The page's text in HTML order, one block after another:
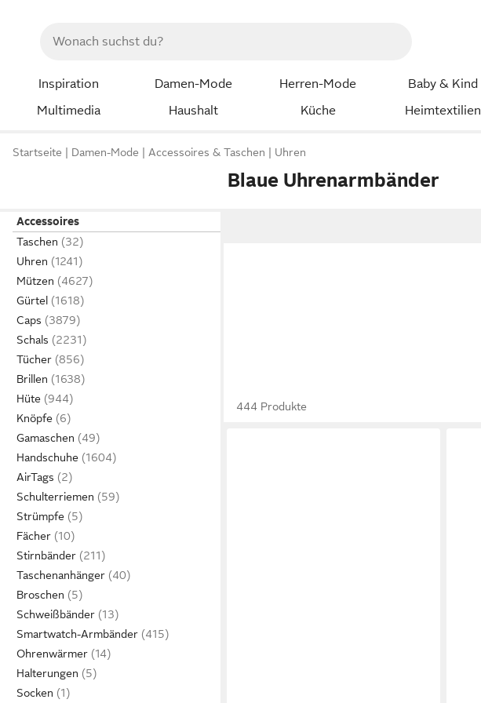
Inspiration Damen-Mode Herren-Mode Baby & Kind
Multimedia
Haushalt Küche Heimtextilien
Startseite Damen-Mode Accessoires & Taschen Uhren
Blaue Uhrenarmbänder
Accessoires
Taschen
Uhren
Mützen
Gürtel
Caps
Schals
Tücher
Brillen
Hüte
Knöpfe
Gamaschen
Handschuhe
AirTags
Schulterriemen
Strümpfe
Fächer
Stirnbänder
Taschenanhänger
Broschen
Schweißbänder
Smartwatch-Armbänder
Ohrenwärmer
Halterungen
Socken
444 Produkte